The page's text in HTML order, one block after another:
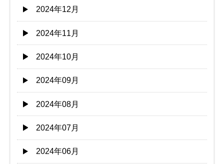
2024年12月
2024年11月
2024年10月
2024年09月
2024年08月
2024年07月
2024年06月